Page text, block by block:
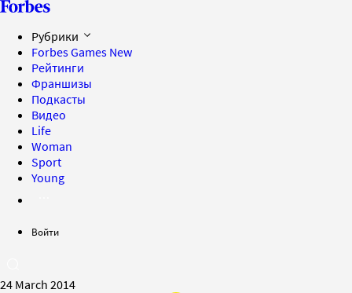
Рубрики
Forbes Games New
Рейтинги
Франшизы
Подкасты
Видео
Life
Woman
Sport
Young
Войти
24 March 2014